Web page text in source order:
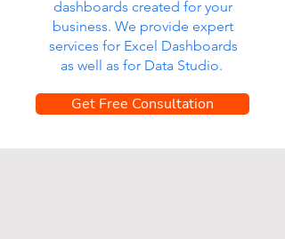
dashboards created for your
business. We provide expert
services for Excel Dashboards
as well as for Data Studio.
Get Free Consultation